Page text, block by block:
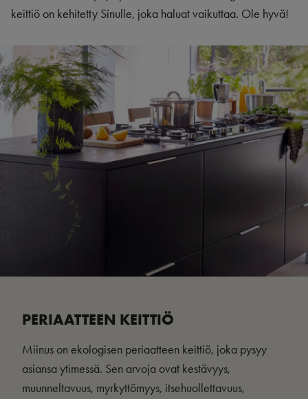
keittiö on kehitetty Sinulle, joka haluat vaikuttaa. Ole hyvä!
PERIAATTEEN KEITTIÖ
Miinus on ekologisen periaatteen keittiö, joka pysyy
asiansa ytimessä. Sen arvoja ovat kestävyys,
muunneltavuus, myrkyttömyys, itsehuollettavuus,